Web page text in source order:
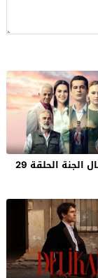
مسلسل اطفال الجنة الحلقة 29